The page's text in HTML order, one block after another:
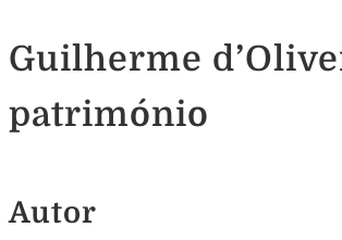
Guilherme
património
Autor